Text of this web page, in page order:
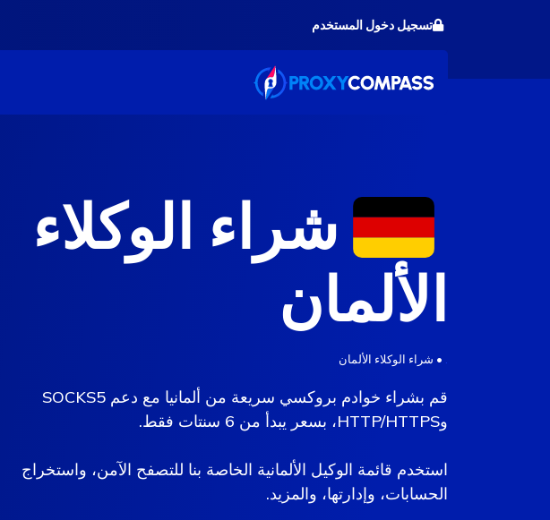
تسجيل دخول المستخدم
شراء الوكلاء
الألمان
• شراء الوكلاء الألمان
قم بشراء خوادم بروكسي سريعة من ألمانيا مع دعم SOCKS5
وHTTP/HTTPS، بسعر يبدأ من 6 سنتات فقط.
استخدم قائمة الوكيل الألمانية الخاصة بنا للتصفح الآمن، واستخراج
الحسابات، وإدارتها، والمزيد.